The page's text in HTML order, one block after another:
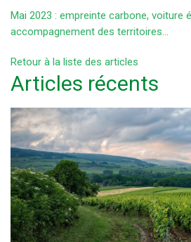
Mai 2023 : empreinte carbone, voiture
accompagnement des territoires...
Retour à la liste des articles
Articles récents